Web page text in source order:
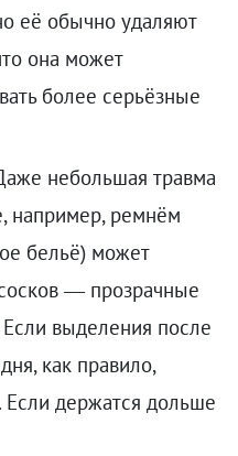
её обычно удаляют
она может
более серьёзные
небольшая травма
например, ремнём
бельё) может
— прозрачные
выделения после
как правило,
Если держатся дольше